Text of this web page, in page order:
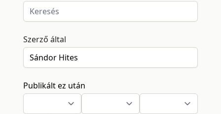
Szerző által
Publikált ez után